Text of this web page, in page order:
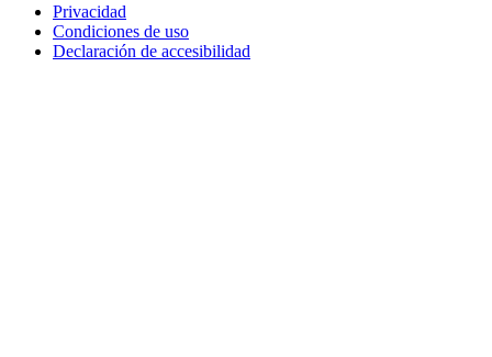
Privacidad
Condiciones de uso
Declaración de accesibilidad